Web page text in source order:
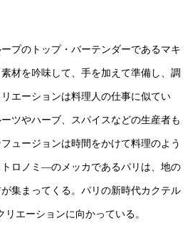
プのトップ・バーテンダーであるマキ
材を吟味して、手を加えて準備し、調
エーションは料理人の仕事に似てい
ツやハーブ、スパイスなどの生産者も
ュージョンは時間をかけて料理のよう
ロノミ―のメッカであるパリは、地の
集まってくる。パリの新時代カクテル
リエーションに向かっている。